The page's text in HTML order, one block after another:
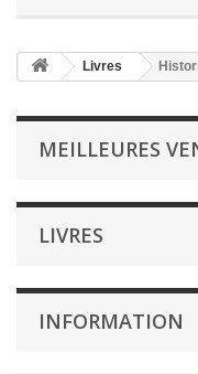
Livres
MEILLEURES
LIVRES
INFORMATION